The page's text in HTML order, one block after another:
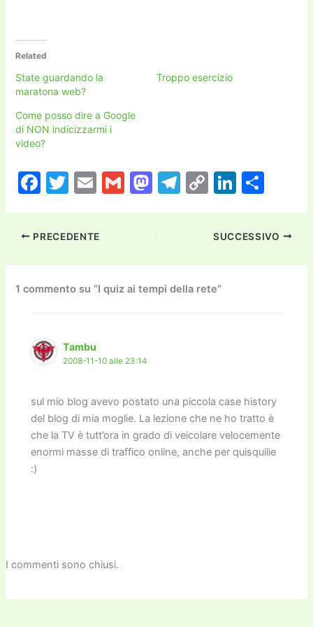
Related
State guardando la
maratona web?
Troppo esercizio
Come posso dire a Google
di NON indicizzarmi i
video?
F
c
e
b
o
o
k
T
itt
er
E
ai
l
G
M
d
o
n
T
a
m
C
p
y
Li
n
k
Li
k
e
dI
n
di
vi
PRECEDENTE SUCCESSIVO
1 commento su “I quiz ai tempi della rete”
Tambu
2008-11-10 alle 23:14
sul mio blog avevo postato una piccola case history
del blog di mia moglie. La lezione che ne ho tratto è
che la TV è tutt’ora in grado di veicolare velocemente
enormi masse di traffico online, anche per quisquilie
:)
I commenti sono chiusi.